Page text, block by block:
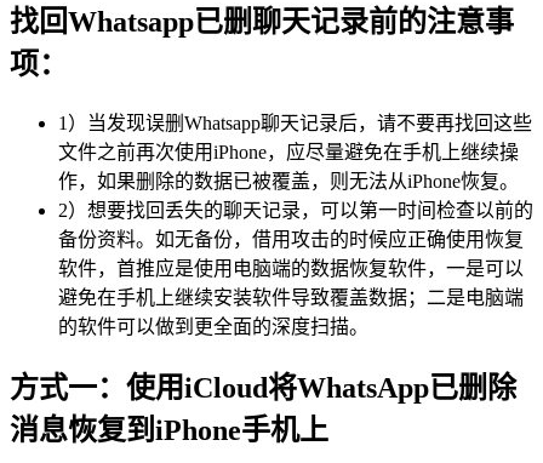
找回Whatsapp已删聊天记录前的注意事
项：
1）当发现误删Whatsapp聊天记录后，请不要再找回这些
文件之前再次使用iPhone，应尽量避免在手机上继续操
作，如果删除的数据已被覆盖，则无法从iPhone恢复。
2）想要找回丢失的聊天记录，可以第一时间检查以前的
备份资料。如无备份，借用攻击的时候应正确使用恢复
软件，首推应是使用电脑端的数据恢复软件，一是可以
避免在手机上继续安装软件导致覆盖数据；二是电脑端
的软件可以做到更全面的深度扫描。
方式一：使用iCloud将WhatsApp已删除
消息恢复到iPhone手机上